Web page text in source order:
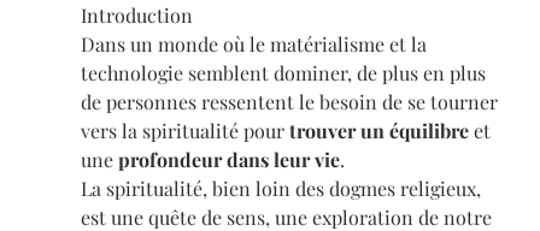
Introduction
Dans un monde où le matérialisme et la
technologie semblent dominer, de plus en plus
de personnes ressentent le besoin de se tourner
vers la spiritualité pour trouver un équilibre et
une profondeur dans leur vie.
La spiritualité, bien loin des dogmes religieux,
est une quête de sens, une exploration de notre